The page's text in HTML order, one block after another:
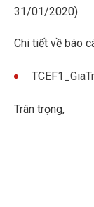
31/01/2020)
Chi tiết về báo
Trân trọng,